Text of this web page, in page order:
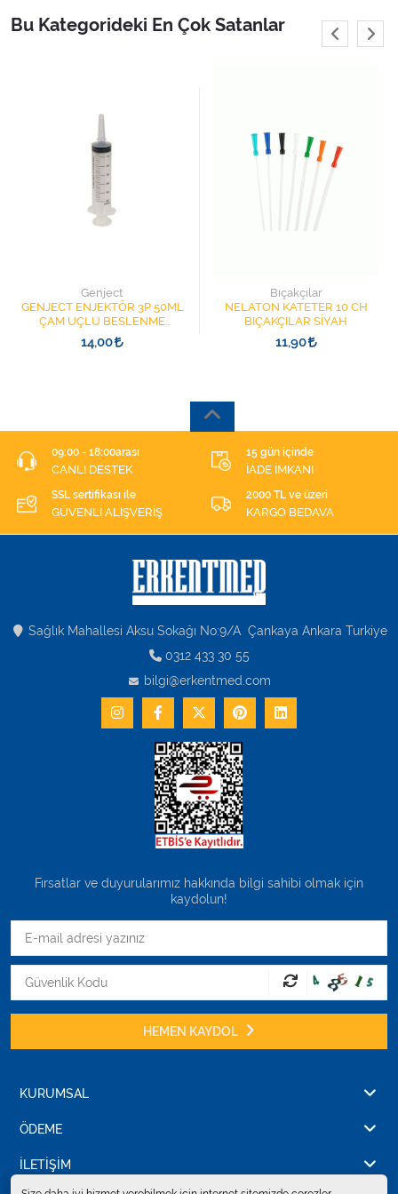
Bu Kategorideki En Çok Satanlar
Genject
GENJECT ENJEKTÖR 3P 50ML
ÇAM UÇLU BESLENME
ŞIRINGASI 1852412 KATATER
UÇLU
14,00
Bıçakçılar
NELATON KATETER 10 CH
BIÇAKÇILAR SİYAH
11,90
09:00 - 18:00arası
CANLI DESTEK
15 gün içinde
İADE İMKANI
SSL sertifikası ile
GÜVENLİ ALIŞVERİŞ
2000 TL ve üzeri
KARGO BEDAVA
Sağlık Mahallesi Aksu Sokağı No:9/A Çankaya Ankara Turkiye
0312 433 30 55
bilgi@erkentmed.com
Fırsatlar ve duyurularımız hakkında bilgi sahibi olmak için
kaydolun!
HEMEN KAYDOL
KURUMSAL
ÖDEME
İLETİŞİM